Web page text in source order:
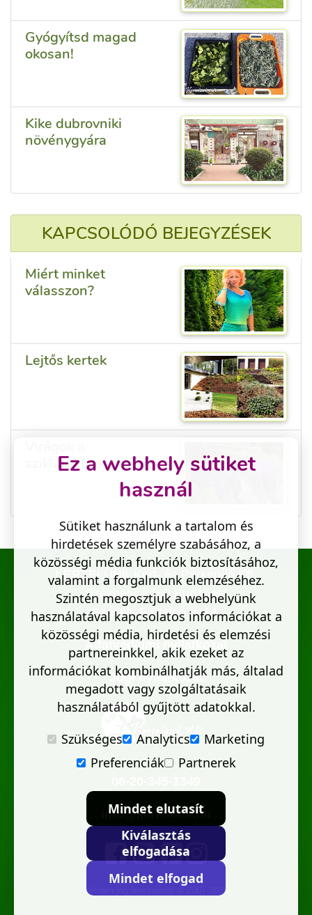
Gyógyítsd magad
okosan!
Kike dubrovniki
növénygyára
KAPCSOLÓDÓ BEJEGYZÉSEK
Miért minket
válasszon?
Lejtős kertek
sziklakertben
KERTELÜNK Kert- és Parképítő Kft.
Székhely: 1062 Budapest
Székely Bertalan u. 14.
Adatvédelmi nyilatkozat
Jogi nyilatkozat
info@kertelunk.hu
Minden jog fenntartva! © 2007-2026
Ez a webhely sütiket
használ
Sütiket használunk a tartalom és
hirdetések személyre szabásához, a
közösségi média funkciók biztosításához,
valamint a forgalmunk elemzéséhez.
Szintén megosztjuk a webhelyünk
használatával kapcsolatos információkat a
közösségi média, hirdetési és elemzési
partnereinkkel, akik ezeket az
információkat kombinálhatják más, általad
megadott vagy szolgáltatásaik
használatából gyűjtött adatokkal.
Szükséges
Analytics
Marketing
Preferenciák
Partnerek
Mindet elutasít
Kiválasztás
elfogadása
Mindet elfogad